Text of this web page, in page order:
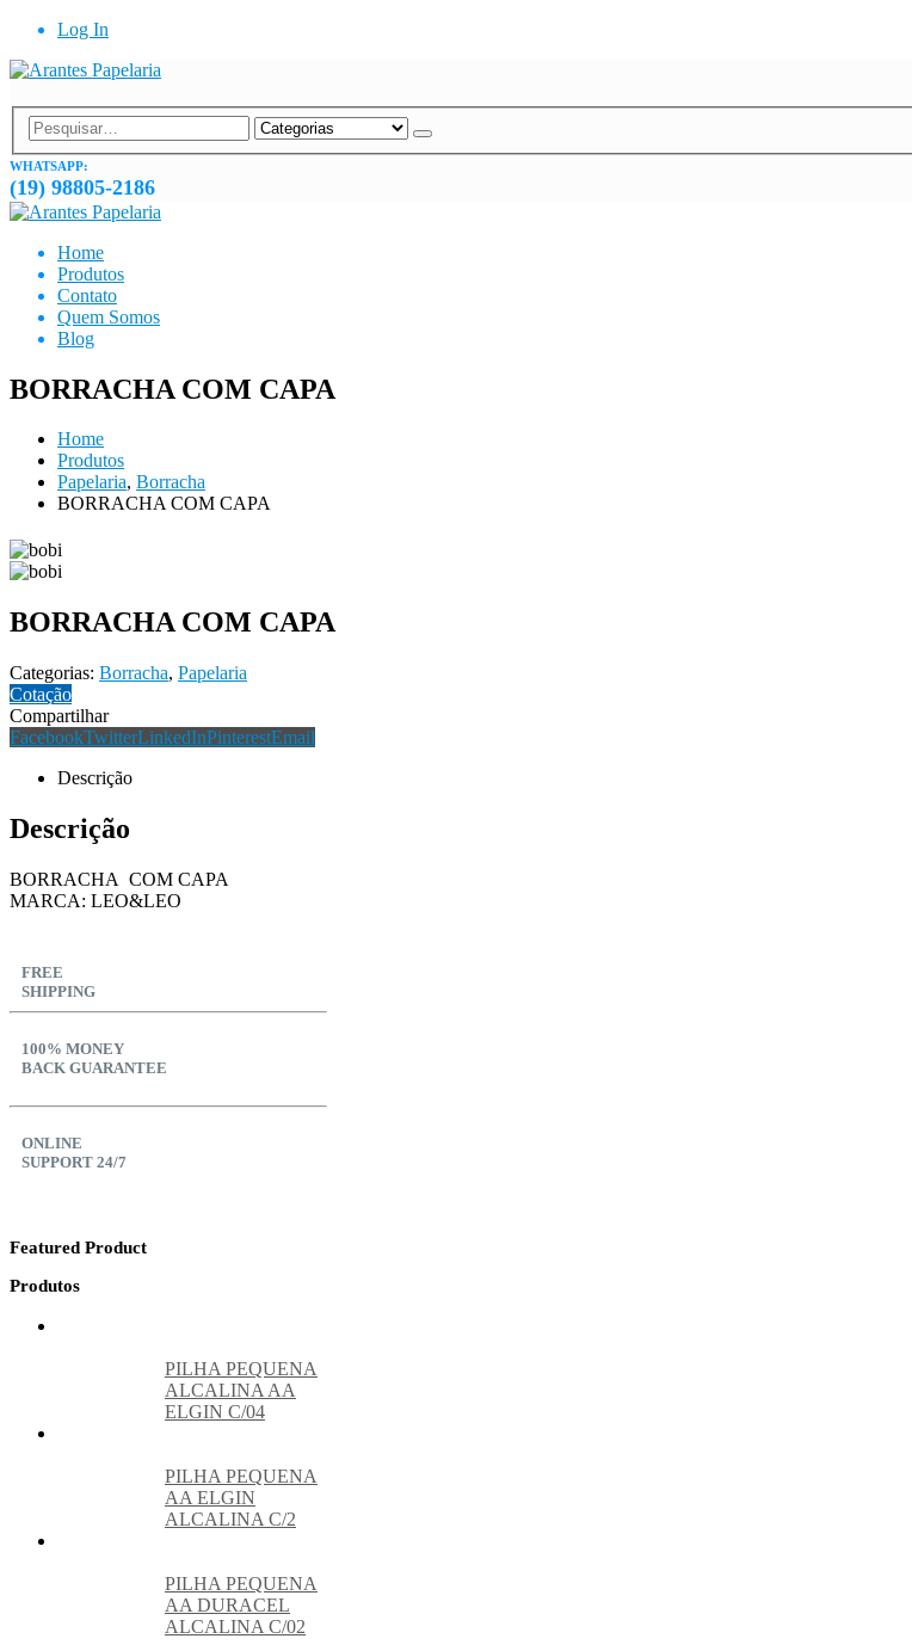
Log In
WHATSAPP:
(19) 98805-2186
Home
Produtos
Contato
Quem Somos
Blog
BORRACHA COM CAPA
Home
Produtos
Papelaria, Borracha
BORRACHA COM CAPA
BORRACHA COM CAPA
Categorias: Borracha, Papelaria
Cotação
Compartilhar
FacebookTwitterLinkedInPinterestEmail
Descrição
Descrição
BORRACHA COM CAPA
MARCA: LEO&LEO
FREE
SHIPPING
100% MONEY
BACK GUARANTEE
ONLINE
SUPPORT 24/7
Featured Product
Produtos
PILHA PEQUENA
ALCALINA AA
ELGIN C/04
PILHA PEQUENA
AA ELGIN
ALCALINA C/2
PILHA PEQUENA
AA DURACEL
ALCALINA C/02